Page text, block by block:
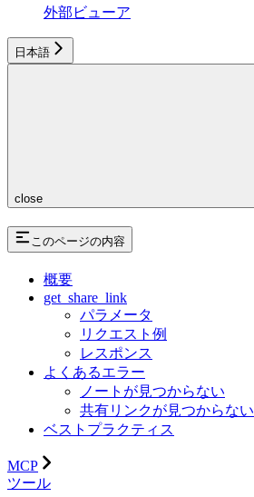
外部ビューア
日本語
close
このページの内容
概要
get_share_link
パラメータ
リクエスト例
レスポンス
よくあるエラー
ノートが見つからない
共有リンクが見つからない
ベストプラクティス
MCP
ツール